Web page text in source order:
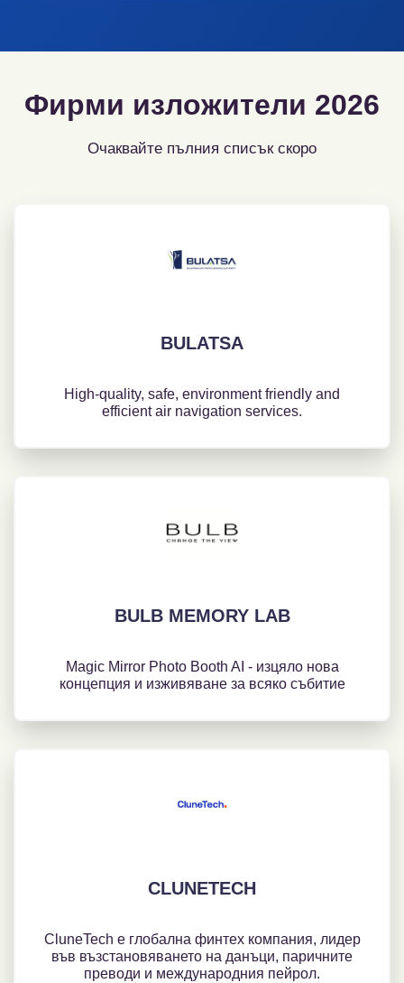
Фирми изложители 2026
Очаквайте пълния списък скоро
BULATSA
High-quality, safe, environment friendly and
efficient air navigation services.
BULB MEMORY LAB
Magic Mirror Photo Booth AI - изцяло нова
концепция и изживяване за всяко събитие
CLUNETECH
CluneTech е глобална финтех компания, лидер
във възстановяването на данъци, паричните
преводи и международния пейрол.